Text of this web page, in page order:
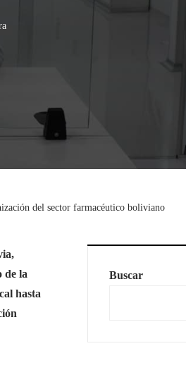
del sector farmacéutico boliviano
de la
hasta
Buscar